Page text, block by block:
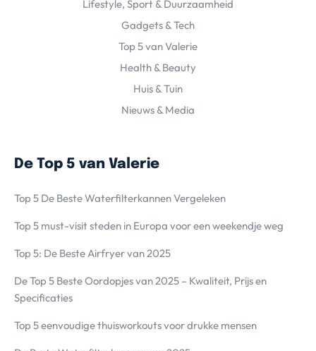
Lifestyle, Sport & Duurzaamheid
Gadgets & Tech
Top 5 van Valerie
Health & Beauty
Huis & Tuin
Nieuws & Media
De Top 5 van Valerie
Top 5 De Beste Waterfilterkannen Vergeleken
Top 5 must-visit steden in Europa voor een weekendje weg
Top 5: De Beste Airfryer van 2025
De Top 5 Beste Oordopjes van 2025 – Kwaliteit, Prijs en
Specificaties
Top 5 eenvoudige thuisworkouts voor drukke mensen